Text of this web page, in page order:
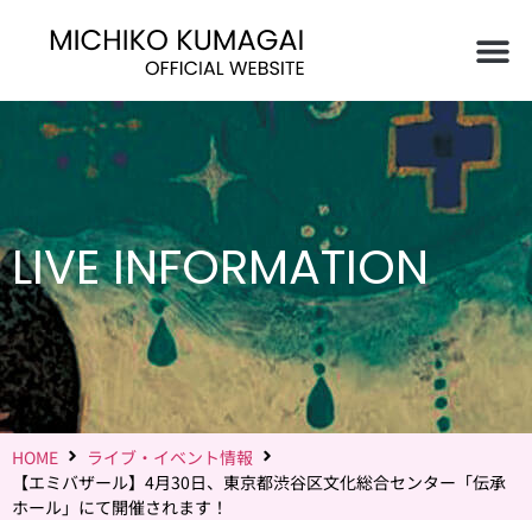
LIVE INFORMATION
HOME
ライブ・イベント情報
【エミバザール】4月30日、東京都渋谷区文化総合センター「伝承
ホール」にて開催されます！